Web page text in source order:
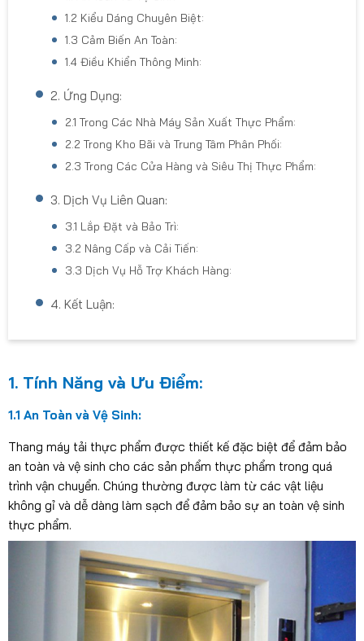
1.2 Kiểu Dáng Chuyên Biệt:
1.3 Cảm Biến An Toàn:
1.4 Điều Khiển Thông Minh:
2. Ứng Dụng:
2.1 Trong Các Nhà Máy Sản Xuất Thực Phẩm:
2.2 Trong Kho Bãi và Trung Tâm Phân Phối:
2.3 Trong Các Cửa Hàng và Siêu Thị Thực Phẩm:
3. Dịch Vụ Liên Quan:
3.1 Lắp Đặt và Bảo Trì:
3.2 Nâng Cấp và Cải Tiến:
3.3 Dịch Vụ Hỗ Trợ Khách Hàng:
4. Kết Luận:
1. Tính Năng và Ưu Điểm:
1.1 An Toàn và Vệ Sinh:
Thang máy tải thực phẩm được thiết kế đặc biệt để đảm bảo
an toàn và vệ sinh cho các sản phẩm thực phẩm trong quá
trình vận chuyển. Chúng thường được làm từ các vật liệu
không gỉ và dễ dàng làm sạch để đảm bảo sự an toàn vệ sinh
thực phẩm.